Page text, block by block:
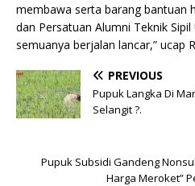
membawa serta barang bantuan
dan Persatuan Alumni Teknik
semuanya berjalan lancar,” ucap
PREVIOUS
Pupuk Langka Di
Selangit ?.
Pupuk Subsidi Gandeng
Harga Meroket”